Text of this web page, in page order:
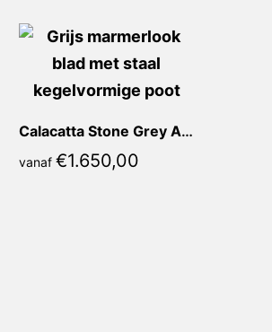
Calacatta Stone Grey Ariane Rond
vanaf €1.650,00